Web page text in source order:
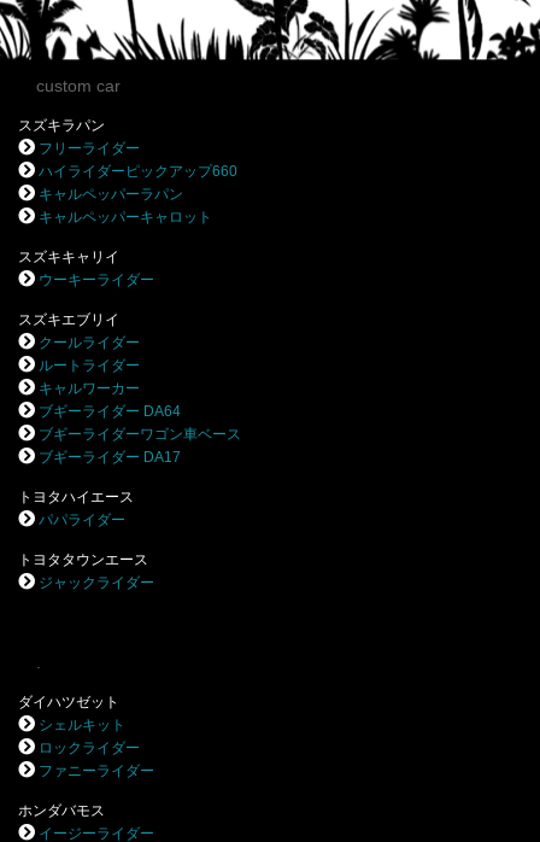
custom car
スズキラパン
フリーライダー
ハイライダーピックアップ660
キャルペッパーラパン
キャルペッパーキャロット
スズキキャリイ
ウーキーライダー
スズキエブリイ
クールライダー
ルートライダー
キャルワーカー
ブギーライダー DA64
ブギーライダーワゴン車ベース
ブギーライダー DA17
トヨタハイエース
パパライダー
トヨタタウンエース
ジャックライダー
ダイハツゼット
シェルキット
ロックライダー
ファニーライダー
ホンダバモス
イージーライダー